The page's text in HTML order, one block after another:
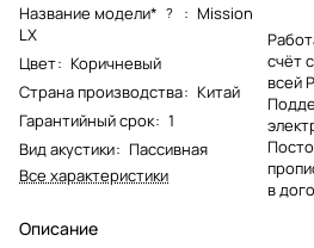
Название модели* ? : Mission
LX
Цвет: Коричневый
Страна производства: Китай
Гарантийный срок: 1
Вид акустики: Пассивная
Все характеристики
Описание
счёт
всей
в